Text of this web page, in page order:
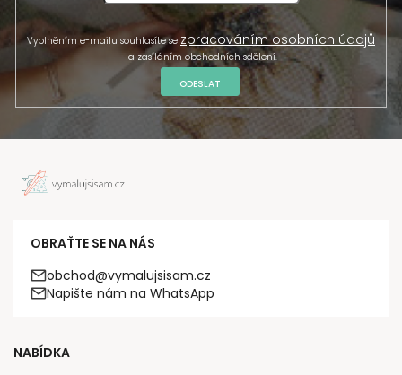
Vyplněním e-mailu souhlasíte se zpracováním osobních údajů
a zasíláním obchodních sdělení.
ODESLAT
OBRAŤTE SE NA NÁS
obchod@vymalujsisam.cz
Napište nám na WhatsApp
NABÍDKA